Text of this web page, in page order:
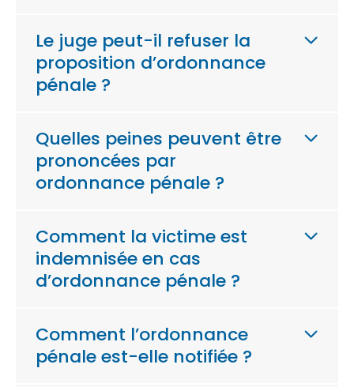
Le juge peut-il refuser la
proposition d’ordonnance
pénale ?
Quelles peines peuvent être
prononcées par
ordonnance pénale ?
Comment la victime est
indemnisée en cas
d’ordonnance pénale ?
Comment l’ordonnance
pénale est-elle notifiée ?